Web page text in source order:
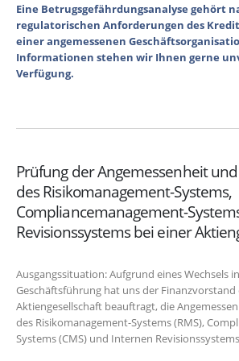
Eine Betrugsgefährdungsanalyse gehört
regulatorischen Anforderungen des
einer angemessenen
Informationen stehen wir Ihnen gerne
Verfügung.
Prüfung der Angemessenheit
des Risikomanagement-Systems,
Compliancemanagement-
Revisionssystems bei einer
Ausgangssituation: Aufgrund eines Wechsels
Geschäftsführung hat uns der Finanzvorstand
Aktiengesellschaft beauftragt, die
des Risikomanagement-Systems (RMS),
Systems (CMS) und Internen